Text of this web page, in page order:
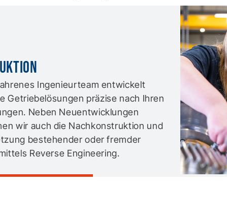
Ingenieurteam entwickelt
Getriebelösungen präzise nach Ihren
Neben Neuentwicklungen
wir auch die Nachkonstruktion und
bestehender oder fremder
Reverse Engineering.